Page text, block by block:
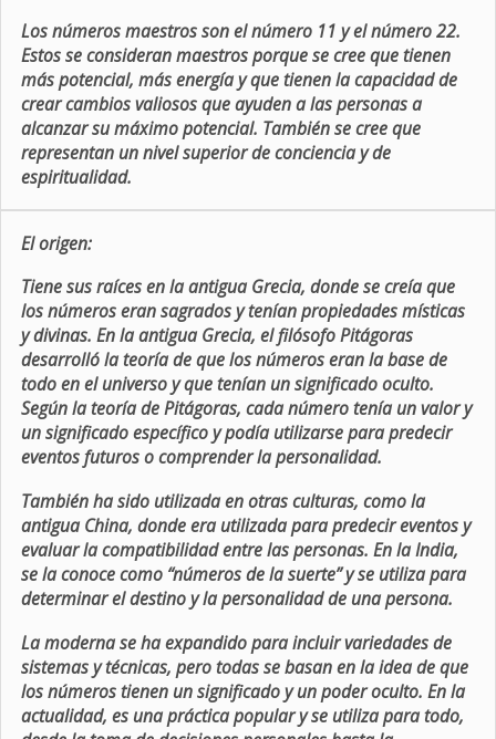
Los números maestros son el número 11 y el número 22.
Estos se consideran maestros porque se cree que tienen
más potencial, más energía y que tienen la capacidad de
crear cambios valiosos que ayuden a las personas a
alcanzar su máximo potencial. También se cree que
representan un nivel superior de conciencia y de
espiritualidad.
El origen:
Tiene sus raíces en la antigua Grecia, donde se creía que
los números eran sagrados y tenían propiedades místicas
y divinas. En la antigua Grecia, el filósofo Pitágoras
desarrolló la teoría de que los números eran la base de
todo en el universo y que tenían un significado oculto.
Según la teoría de Pitágoras, cada número tenía un valor y
un significado específico y podía utilizarse para predecir
eventos futuros o comprender la personalidad.
También ha sido utilizada en otras culturas, como la
antigua China, donde era utilizada para predecir eventos y
evaluar la compatibilidad entre las personas. En la India,
se la conoce como “números de la suerte” y se utiliza para
determinar el destino y la personalidad de una persona.
La moderna se ha expandido para incluir variedades de
sistemas y técnicas, pero todas se basan en la idea de que
los números tienen un significado y un poder oculto. En la
actualidad, es una práctica popular y se utiliza para todo,